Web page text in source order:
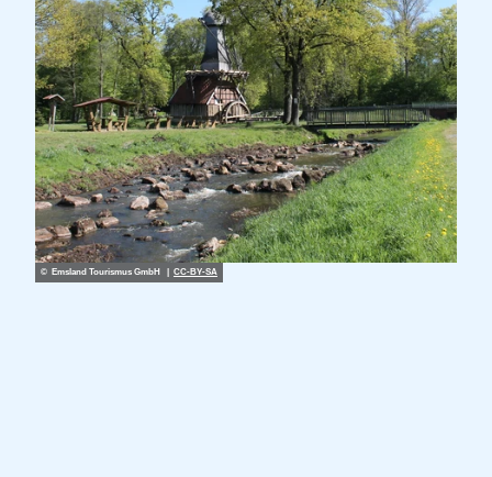
© Emsland Tourismus GmbH | CC-BY-SA